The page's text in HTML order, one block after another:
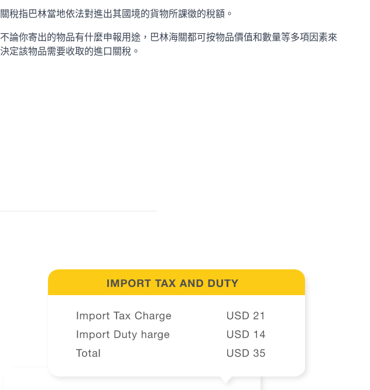
關稅指巴林當地依法對進出其國境的貨物所課徵的稅額。
不論你寄出的物品有什麼申報用途，巴林海關都可按物品價值和數量等多項因素來
決定該物品需要收取的進口關稅。